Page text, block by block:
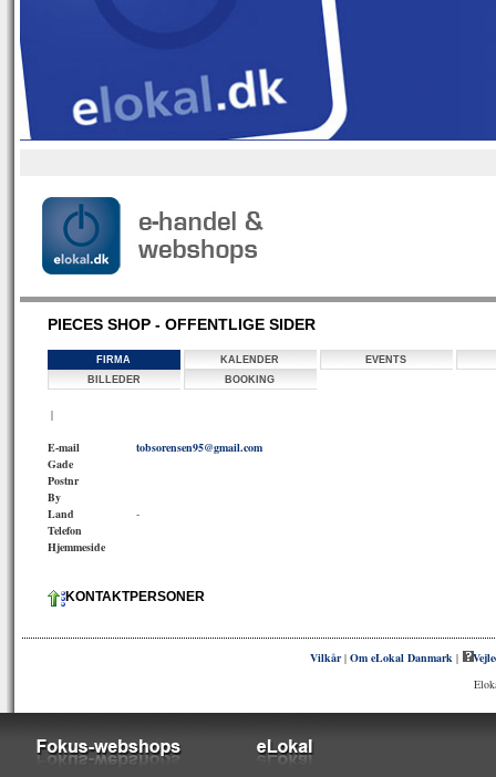
PIECES SHOP - OFFENTLIGE SIDER
FIRMA KALENDER
EVENTS
BILLEDER
BOOKING
|
E-mail
tobsorensen95@gmail.com
Gade
Postnr
By
Land
-
Telefon
Hjemmeside
KONTAKTPERSONER
Vilkår|Om eLokal Danmark |